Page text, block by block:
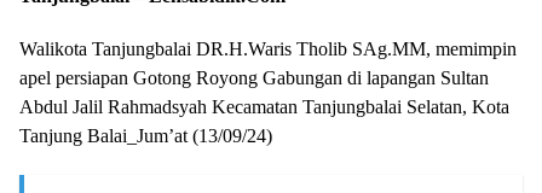
Walikota Tanjungbalai DR.H.Waris Tholib SAg.MM, memimpin
apel persiapan Gotong Royong Gabungan di lapangan Sultan
Abdul Jalil Rahmadsyah Kecamatan Tanjungbalai Selatan, Kota
Tanjung Balai_Jum’at (13/09/24)